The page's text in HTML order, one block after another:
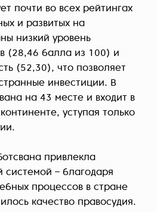
почти во всех рейтингах
и развитых на
низкий уровень
(28,46 балла из 100) и
(52,30), что позволяет
инвестиции. В
на 43 месте и входит в
уступая только
привлекла
системой – благодаря
процессов в стране
качество правосудия.